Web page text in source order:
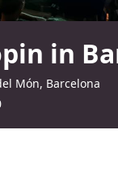
in
Món, Barcelona